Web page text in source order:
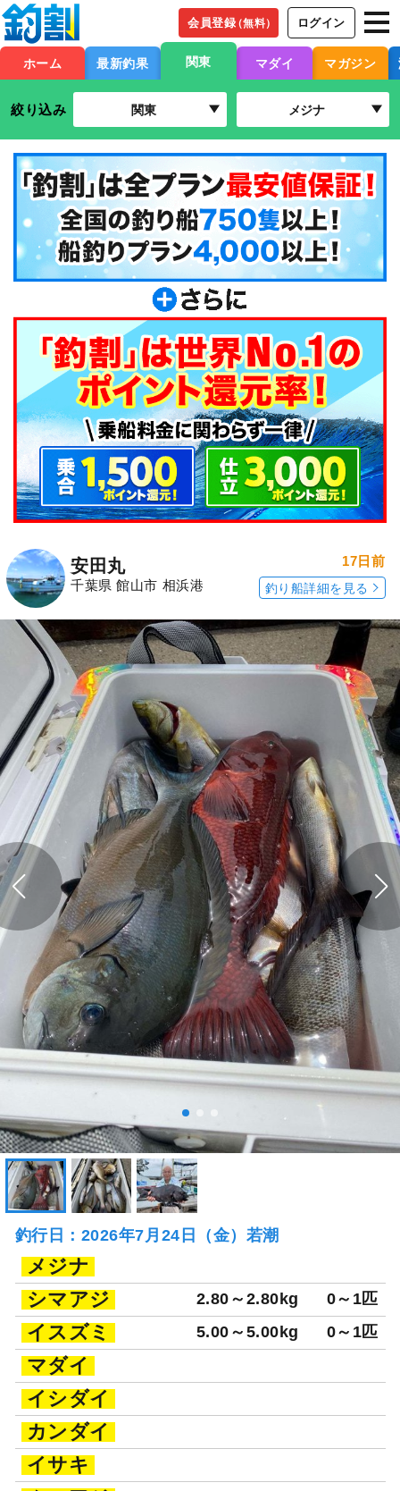
会員登録（無料） ログイン
ホーム 最新釣果 関東 マダイ マガジン
絞り込み 関東 メジナ
安田丸
千葉県 館山市 相浜港
17日前
釣り船詳細を見る
釣行日：2026年7月24日（金）若潮
メジナ
シマアジ
2.80～2.80kg 0～1匹
イスズミ 5.00～5.00kg 0～1匹
マダイ
イシダイ
カンダイ
イサキ